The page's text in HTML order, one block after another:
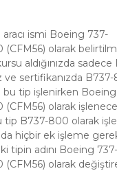
aracı ismi Boeing 737-
olarak
aldığınızda
ve sertifikanızda
bu tip işlenirken
olarak
tip B737-800 olarak
hiçbir ek işleme
tipin adını Boeing 737-
olarak